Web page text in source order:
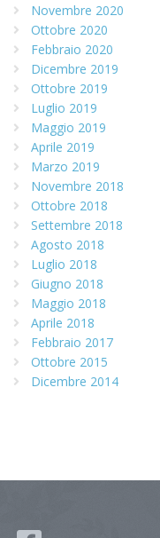
Novembre 2020
Ottobre 2020
Febbraio 2020
Dicembre 2019
Ottobre 2019
Luglio 2019
Maggio 2019
Aprile 2019
Marzo 2019
Novembre 2018
Ottobre 2018
Settembre 2018
Agosto 2018
Luglio 2018
Giugno 2018
Maggio 2018
Aprile 2018
Febbraio 2017
Ottobre 2015
Dicembre 2014